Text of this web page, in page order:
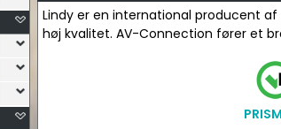
Lindy er en international producent
høj kvalitet. AV-Connection fører et